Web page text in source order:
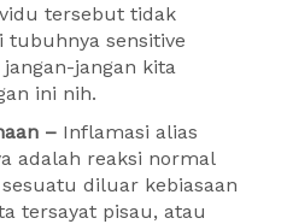
tersebut tidak
tubuhnya sensitive
jangan kita
ini nih.
– Inflamasi alias
adalah reaksi normal
diluar kebiasaan
tersayat pisau, atau